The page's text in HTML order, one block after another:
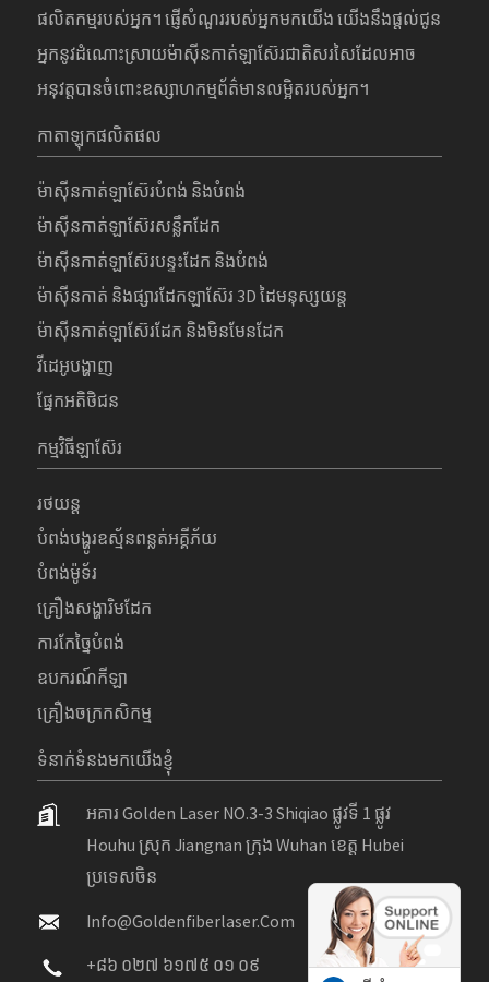
ផលិតកម្មរបស់អ្នក។ ផ្ញើសំណួររបស់អ្នកមកយើង យើងនឹងផ្តល់ជូន
អ្នកនូវដំណោះស្រាយម៉ាស៊ីនកាត់ឡាស៊ែរជាតិសរសៃដែលអាច
អនុវត្តបានចំពោះឧស្សាហកម្មព័ត៌មានលម្អិតរបស់អ្នក។
កាតាឡុកផលិតផល
ម៉ាស៊ីនកាត់ឡាស៊ែរបំពង់ និងបំពង់
ម៉ាស៊ីនកាត់ឡាស៊ែរសន្លឹកដែក
ម៉ាស៊ីនកាត់ឡាស៊ែរបន្ទះដែក និងបំពង់
ម៉ាស៊ីនកាត់ និងផ្សារដែកឡាស៊ែរ 3D ដៃមនុស្សយន្ត
ម៉ាស៊ីនកាត់ឡាស៊ែរដែក និងមិនមែនដែក
វីដេអូបង្ហាញ
ផ្នែកអតិថិជន
កម្មវិធីឡាស៊ែរ
រថយន្ត
បំពង់បង្ហូរឧស្ម័នពន្លត់អគ្គីភ័យ
បំពង់ម៉ូទ័រ
គ្រឿងសង្ហារិមដែក
ការកែច្នៃបំពង់
ឧបករណ៍កីឡា
គ្រឿងចក្រកសិកម្ម
ទំនាក់ទំនងមកយើងខ្ញុំ
អគារ Golden Laser NO.3-3 Shiqiao ផ្លូវទី 1 ផ្លូវ
Houhu ស្រុក Jiangnan ក្រុង Wuhan ខេត្ត Hubei
ប្រទេសចិន
Info@goldenfiberlaser.com
+៨៦ ០២៧ ៦១៧៥ ០១ ០៩